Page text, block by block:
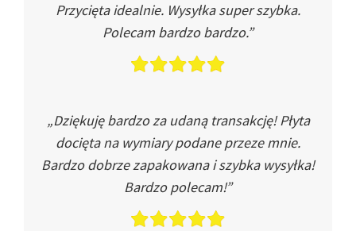
Przycięta idealnie. Wysyłka super szybka.
Polecam bardzo bardzo.”
„Dziękuję bardzo za udaną transakcję! Płyta
docięta na wymiary podane przeze mnie.
Bardzo dobrze zapakowana i szybka wysyłka!
Bardzo polecam!”